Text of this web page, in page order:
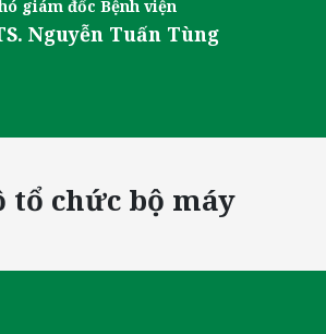
giám đốc Bệnh viện
Nguyễn Tuấn Tùng
tổ chức bộ máy